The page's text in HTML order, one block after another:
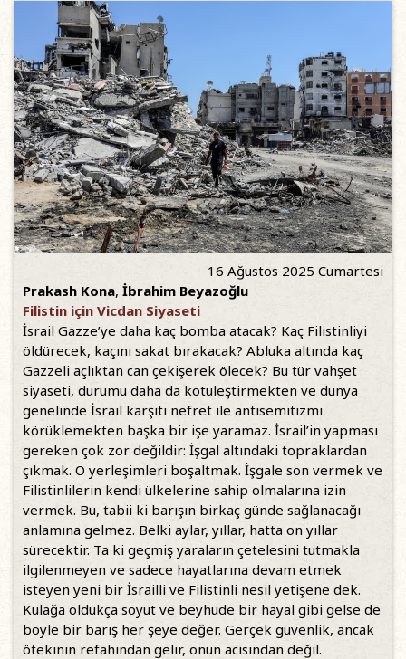
16 Ağustos 2025 Cumartesi
Prakash Kona, İbrahim Beyazoğlu
Filistin için Vicdan Siyaseti
İsrail Gazze’ye daha kaç bomba atacak? Kaç Filistinliyi
öldürecek, kaçını sakat bırakacak? Abluka altında kaç
Gazzeli açlıktan can çekişerek ölecek? Bu tür vahşet
siyaseti, durumu daha da kötüleştirmekten ve dünya
genelinde İsrail karşıtı nefret ile antisemitizmi
körüklemekten başka bir işe yaramaz. İsrail’in yapması
gereken çok zor değildir: İşgal altındaki topraklardan
çıkmak. O yerleşimleri boşaltmak. İşgale son vermek ve
Filistinlilerin kendi ülkelerine sahip olmalarına izin
vermek. Bu, tabii ki barışın birkaç günde sağlanacağı
anlamına gelmez. Belki aylar, yıllar, hatta on yıllar
sürecektir. Ta ki geçmiş yaraların çetelesini tutmakla
ilgilenmeyen ve sadece hayatlarına devam etmek
isteyen yeni bir İsrailli ve Filistinli nesil yetişene dek.
Kulağa oldukça soyut ve beyhude bir hayal gibi gelse de
böyle bir barış her şeye değer. Gerçek güvenlik, ancak
ötekinin refahından gelir, onun acısından değil.